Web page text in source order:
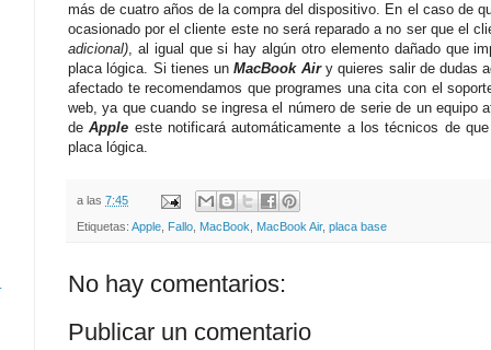
más de cuatro años de la compra del dispositivo. En el caso de
ocasionado por el cliente este no será reparado a no ser que el
adicional), al igual que si hay algún otro elemento dañado que
placa lógica. Si tienes unMacBook Airy quieres salir de dudas
afectado te recomendamos que programes una cita con el
web, ya que cuando se ingresa el número de serie de un equipo
deApple este notificará automáticamente a los técnicos de
placa lógica.
a las 7:45
Etiquetas: Apple, Fallo, MacBook, MacBook Air, placa base
No hay comentarios:
Publicar un comentario